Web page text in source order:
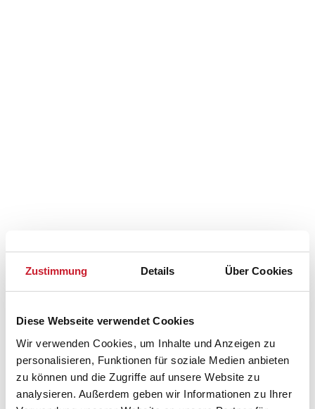
Zustimmung Details Über Cookies
Diese Webseite verwendet Cookies
Wir verwenden Cookies, um Inhalte und Anzeigen zu
personalisieren, Funktionen für soziale Medien anbieten
zu können und die Zugriffe auf unsere Website zu
analysieren. Außerdem geben wir Informationen zu Ihrer
Belegungskalender
Reisedauer auswählen
Anzahl Reisende auswählen
Anreisetag im Belegungskalender anklicken
Sie bekommen Verfügbarkeit und Preis angezeigt